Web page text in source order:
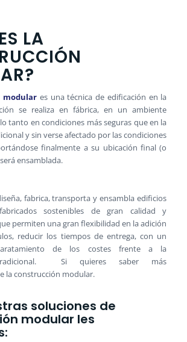
LA
es una técnica de edificación en la
se realiza en fábrica, en un ambiente
tanto en condiciones más seguras que en la
y sin verse afectado por las condiciones
finalmente a su ubicación final (o
ensamblada.
fabrica, transporta y ensambla edificios
sostenibles de gran calidad y
permiten una gran flexibilidad en la adición
reducir los tiempos de entrega, con un
de los costes frente a la
tradicional. Si quieres saber más
la construcción modular.
soluciones de
modular les